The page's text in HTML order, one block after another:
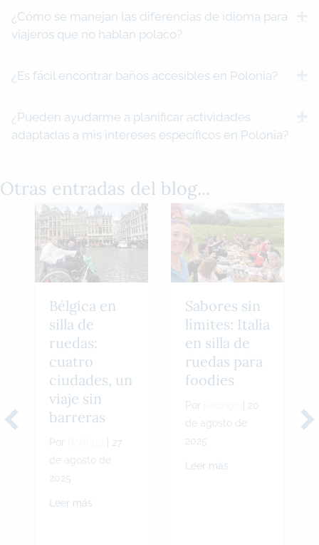
¿Cómo se manejan las diferencias de idioma para
viajeros que no hablan polaco?
¿Es fácil encontrar baños accesibles en Polonia?
¿Pueden ayudarme a planificar actividades
adaptadas a mis intereses específicos en Polonia?
Otras entradas del blog...
Bélgica en
silla de
ruedas:
cuatro
ciudades, un
viaje sin
barreras
Por
27
de agosto de
2025
Leer más
Sabores sin
límites: Italia
en silla de
ruedas para
foodies
Por
20
de agosto de
2025
Leer más